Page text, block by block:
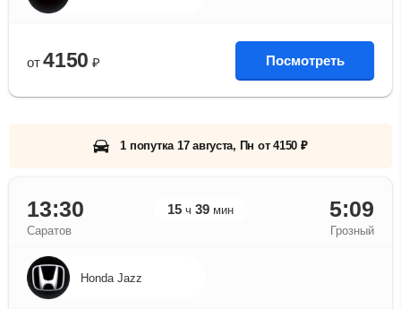
от 4150 ₽ Посмотреть
1 попутка 17 августа, Пн от 4150 ₽
13:30 15 ч 39 мин 5:09
Саратов Грозный
Honda Jazz